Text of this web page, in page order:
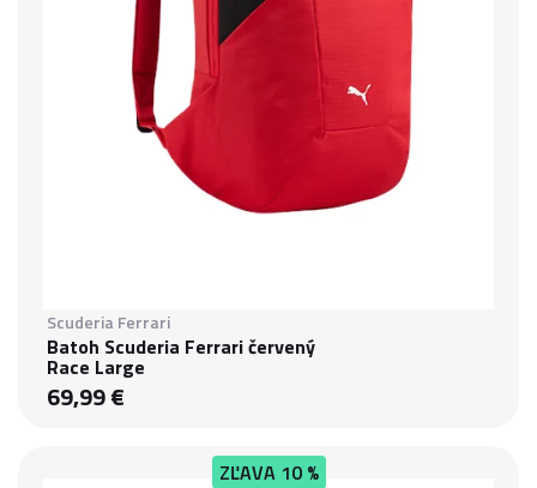
Scuderia Ferrari
Batoh Scuderia Ferrari červený
Race Large
69,99 €
ZĽAVA10 %